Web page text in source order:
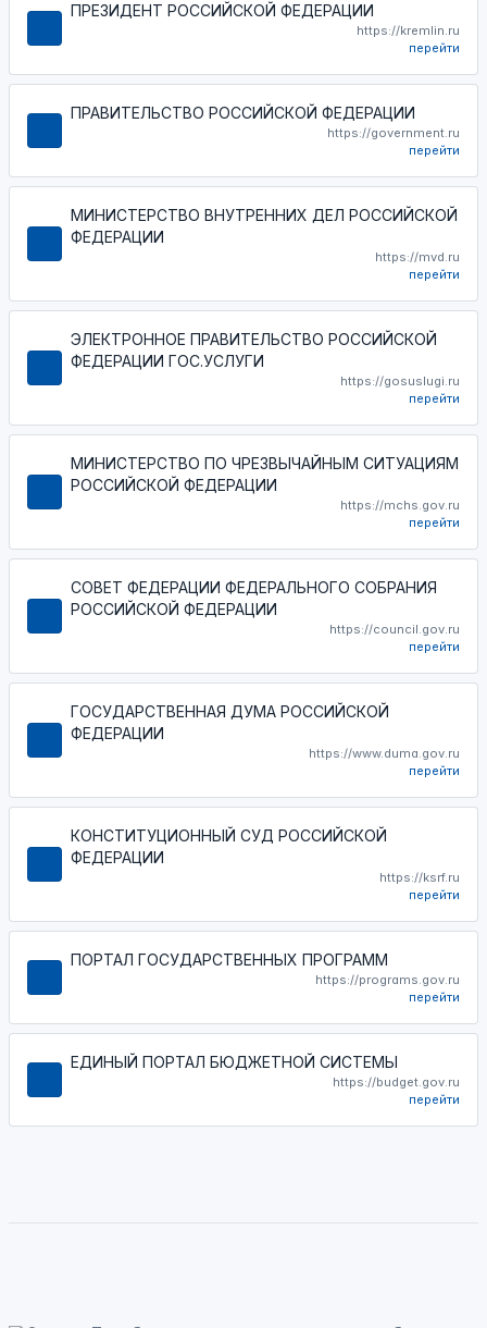
ПРЕЗИДЕНТ РОССИЙСКОЙ ФЕДЕРАЦИИ
https://kremlin.ru
перейти
ПРАВИТЕЛЬСТВО РОССИЙСКОЙ ФЕДЕРАЦИИ
https://government.ru
перейти
МИНИСТЕРСТВО ВНУТРЕННИХ ДЕЛ РОССИЙСКОЙ
ФЕДЕРАЦИИ
https://mvd.ru
перейти
ЭЛЕКТРОННОЕ ПРАВИТЕЛЬСТВО РОССИЙСКОЙ
ФЕДЕРАЦИИ ГОС.УСЛУГИ
https://gosuslugi.ru
перейти
МИНИСТЕРСТВО ПО ЧРЕЗВЫЧАЙНЫМ СИТУАЦИЯМ
РОССИЙСКОЙ ФЕДЕРАЦИИ
https://mchs.gov.ru
перейти
СОВЕТ ФЕДЕРАЦИИ ФЕДЕРАЛЬНОГО СОБРАНИЯ
РОССИЙСКОЙ ФЕДЕРАЦИИ
https://council.gov.ru
перейти
ГОСУДАРСТВЕННАЯ ДУМА РОССИЙСКОЙ
ФЕДЕРАЦИИ
https://www.duma.gov.ru
перейти
КОНСТИТУЦИОННЫЙ СУД РОССИЙСКОЙ
ФЕДЕРАЦИИ
https://ksrf.ru
перейти
ПОРТАЛ ГОСУДАРСТВЕННЫХ ПРОГРАММ
https://programs.gov.ru
перейти
ЕДИНЫЙ ПОРТАЛ БЮДЖЕТНОЙ СИСТЕМЫ
https://budget.gov.ru
перейти